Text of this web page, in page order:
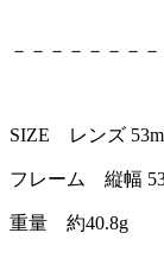
－－－－－－－
SIZE レンズ
フレーム 縦幅
重量 約40.8g